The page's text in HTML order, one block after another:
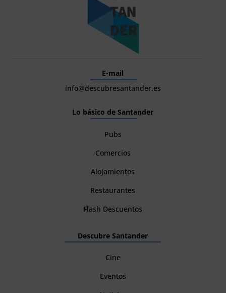
E-mail
info@descubresantander.es
Lo básico de Santander
Pubs
Comercios
Alojamientos
Restaurantes
Flash Descuentos
Descubre Santander
Cine
Eventos